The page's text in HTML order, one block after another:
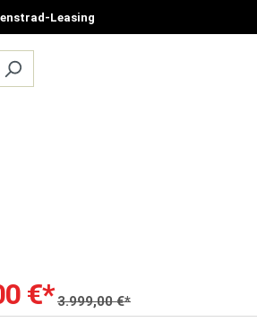
Leasing
€*3.999,00 €*